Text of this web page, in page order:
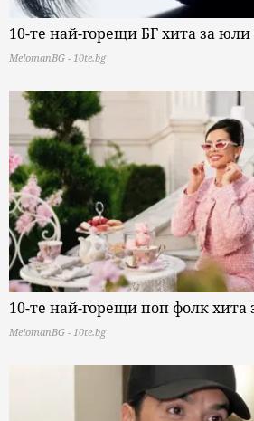
10-те най-горещи БГ хита за юли
MelomanBG - 10te.bg
10-те най-горещи поп фолк хита
MelomanBG - 10te.bg